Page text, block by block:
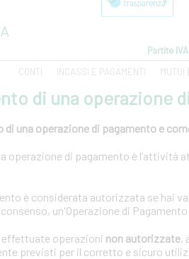
Partite IVA
CONTI
INCASSI E PAGAMENTI MUTUI
di una operazione
di una operazione di pagamento e
operazione di pagamento è l’attività
è considerata autorizzata se hai
un'Operazione di
effettuate operazioni non autorizzate,
previsti per il corretto e sicuro